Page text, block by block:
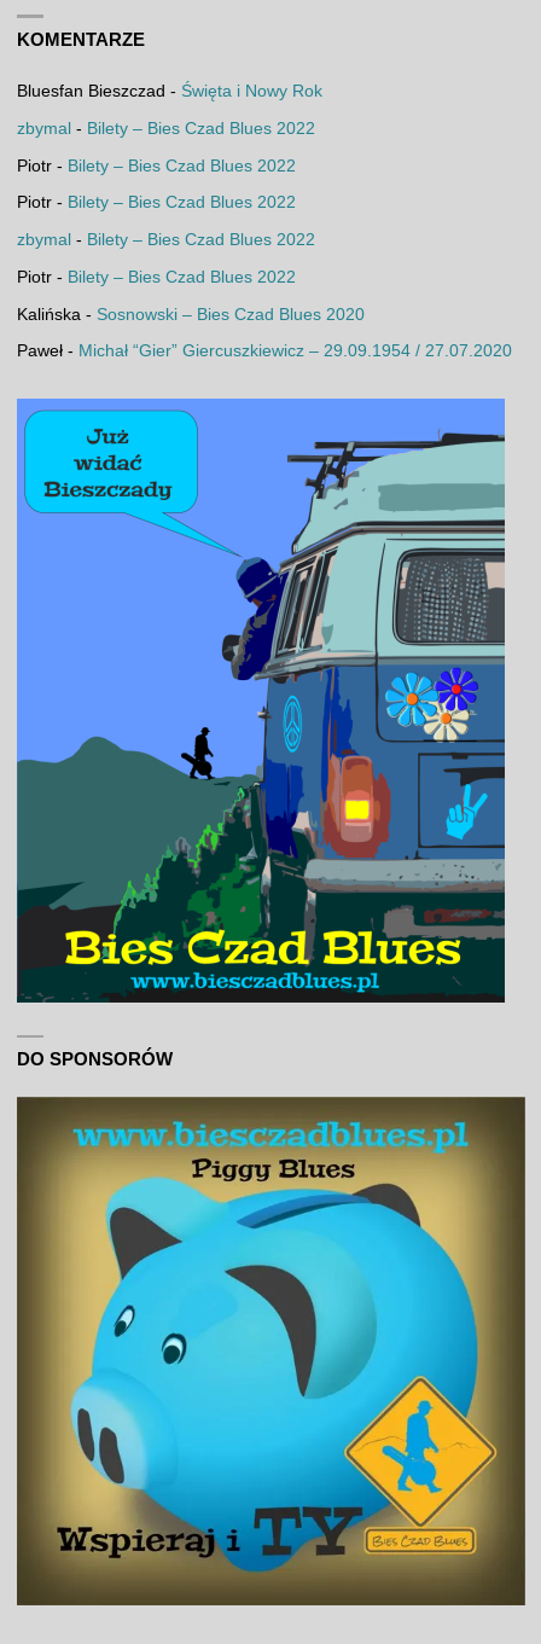
KOMENTARZE
Bluesfan Bieszczad - Święta i Nowy Rok
zbymal - Bilety – Bies Czad Blues 2022
Piotr- Bilety – Bies Czad Blues 2022
Piotr- Bilety – Bies Czad Blues 2022
zbymal - Bilety – Bies Czad Blues 2022
Piotr- Bilety – Bies Czad Blues 2022
Kalińska - Sosnowski – Bies Czad Blues 2020
Paweł- Michał “Gier” Giercuszkiewicz – 29.09.1954 / 27.07.2020
DO SPONSORÓW